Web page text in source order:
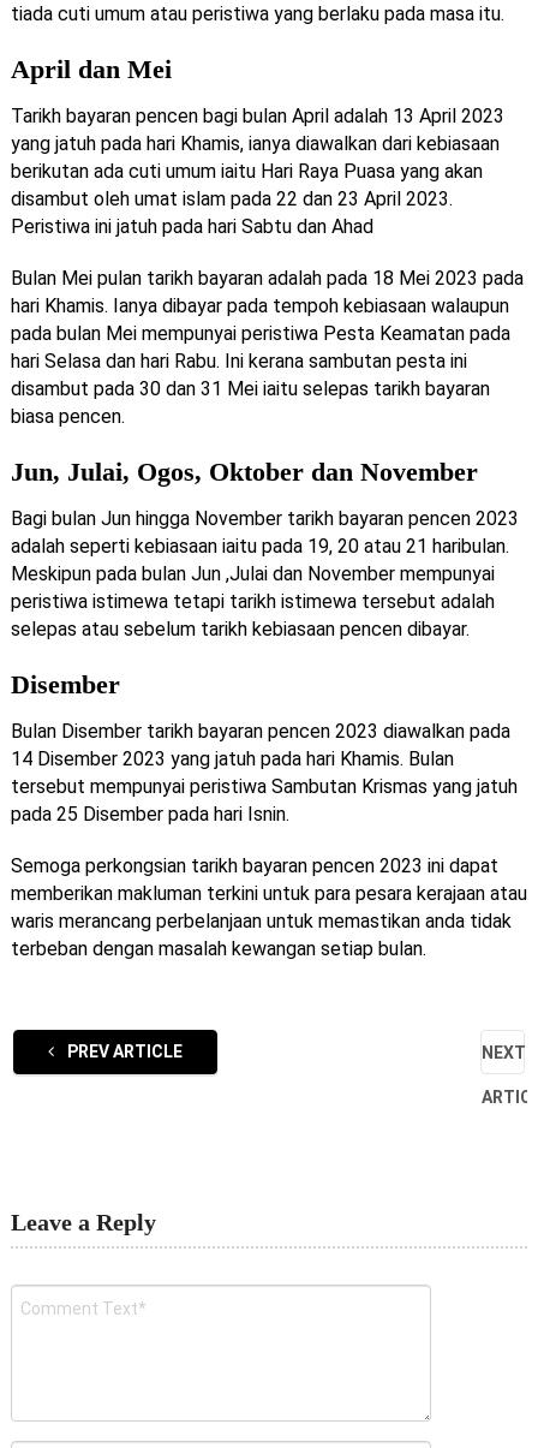
tiada cuti umum atau peristiwa yang berlaku pada masa itu.
April dan Mei
Tarikh bayaran pencen bagi bulan April adalah 13 April 2023
yang jatuh pada hari Khamis, ianya diawalkan dari kebiasaan
berikutan ada cuti umum iaitu Hari Raya Puasa yang akan
disambut oleh umat islam pada 22 dan 23 April 2023.
Peristiwa ini jatuh pada hari Sabtu dan Ahad
Bulan Mei pulan tarikh bayaran adalah pada 18 Mei 2023 pada
hari Khamis. Ianya dibayar pada tempoh kebiasaan walaupun
pada bulan Mei mempunyai peristiwa Pesta Keamatan pada
hari Selasa dan hari Rabu. Ini kerana sambutan pesta ini
disambut pada 30 dan 31 Mei iaitu selepas tarikh bayaran
biasa pencen.
Jun, Julai, Ogos, Oktober dan November
Bagi bulan Jun hingga November tarikh bayaran pencen 2023
adalah seperti kebiasaan iaitu pada 19, 20 atau 21 haribulan.
Meskipun pada bulan Jun ,Julai dan November mempunyai
peristiwa istimewa tetapi tarikh istimewa tersebut adalah
selepas atau sebelum tarikh kebiasaan pencen dibayar.
Disember
Bulan Disember tarikh bayaran pencen 2023 diawalkan pada
14 Disember 2023 yang jatuh pada hari Khamis. Bulan
tersebut mempunyai peristiwa Sambutan Krismas yang jatuh
pada 25 Disember pada hari Isnin.
Semoga perkongsian tarikh bayaran pencen 2023 inidapat
memberikan makluman terkini untuk para pesara kerajaan atau
waris merancang perbelanjaan untuk memastikan anda tidak
terbeban dengan masalah kewangan setiap bulan.
PREV ARTICLE NEXT
Leave a Reply